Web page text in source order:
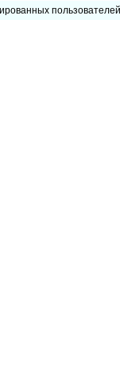
пользователей